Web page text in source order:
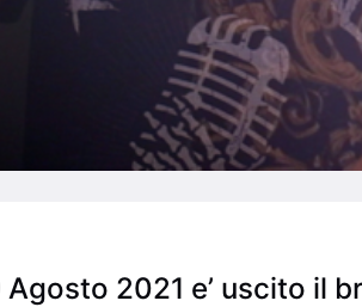
Agosto 2021 e’ uscito il